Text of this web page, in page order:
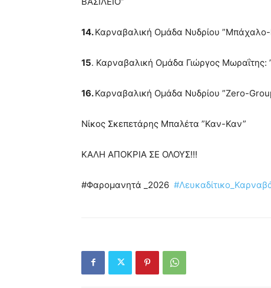
14.Καρναβαλική Ομάδα Νυδρίου ”Μπάχαλο-
15. Καρναβαλική Ομάδα Γιώργος
16.Καρναβαλική Ομάδα Νυδρίου ”Ζero-
Nίκος Σκεπετάρης Μπαλέτα ”Καν-Καν”
ΚΑΛΗ ΑΠΟΚΡΙΑ ΣΕ ΟΛΟΥΣ!!!
#Φαρομανητά _2026